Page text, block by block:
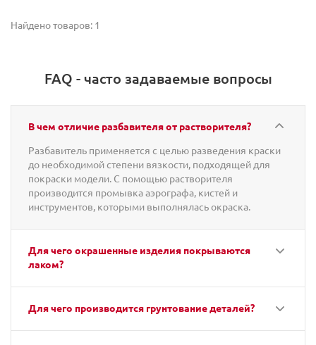
Найдено товаров: 1
FAQ - часто задаваемые вопросы
В чем отличие разбавителя от растворителя?
Разбавитель применяется с целью разведения краски
до необходимой степени вязкости, подходящей для
покраски модели. С помощью растворителя
производится промывка аэрографа, кистей и
инструментов, которыми выполнялась окраска.
Для чего окрашенные изделия покрываются
лаком?
Для чего производится грунтование деталей?